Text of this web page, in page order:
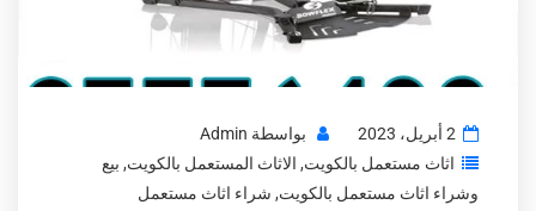
2 أبريل، 2023 بواسطة Admin
اثاث مستعمل بالكويت, الاثاث المستعمل بالكويت, بيع
وشراء اثاث مستعمل بالكويت, شراء اثاث مستعمل